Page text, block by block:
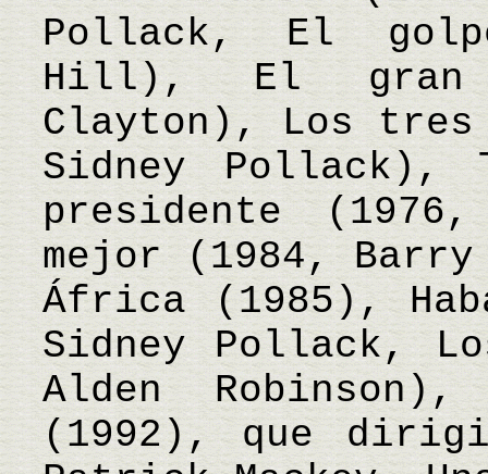
Pollack, El
Hill), El gran
Clayton), Los
Sidney Pollack),
presidente
mejor (1984, Barry
África (1985),
Sidney Pollack,
Alden
(1992), que